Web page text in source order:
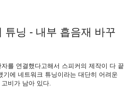
튜닝 - 내부 흡음재 바꾸
를 연결했다고해서 스피커의 제작이 다 끝
에 네트워크 튜닝이라는 대단히 어려운
비가 남아 있다.